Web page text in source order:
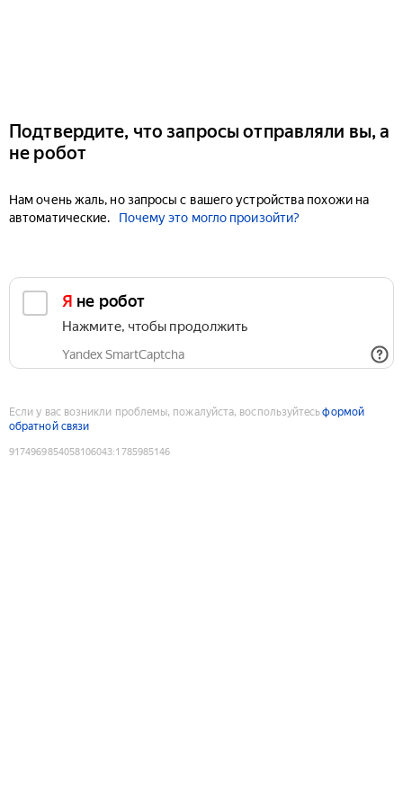
Подтвердите, что запросы отправляли вы, а
не робот
Нам очень жаль, но запросы с вашего устройства похожи на
автоматические.
Почему это могло произойти?
Я не робот
Нажмите, чтобы продолжить
Yandex SmartCaptcha
Если у вас возникли проблемы, пожалуйста, воспользуйтесьформой
обратной связи
9174969854058106043:1785985146